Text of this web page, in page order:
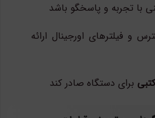
با تجربه و پاسخگو باشد
و فیلترهای اورجینال ارائه
برای دستگاه صادر کند